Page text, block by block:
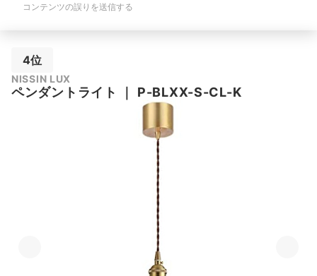
コンテンツの誤りを送信する
4位
NISSIN LUX
ペンダントライト ｜ P-BLXX-S-CL-K